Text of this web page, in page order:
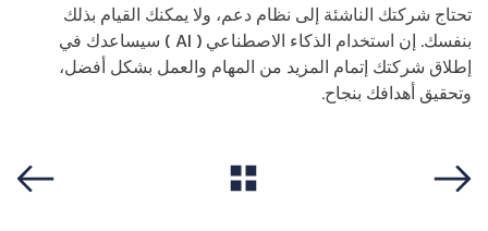
تحتاج شركتك الناشئة إلى نظام دعم، ولا يمكنك القيام بذلك
بنفسك. إن استخدام الذكاء الاصطناعي ( AI ) سيساعدك في
إطلاق شركتك إتمام المزيد من المهام والعمل بشكل أفضل،
وتحقيق أهدافك بنجاح.